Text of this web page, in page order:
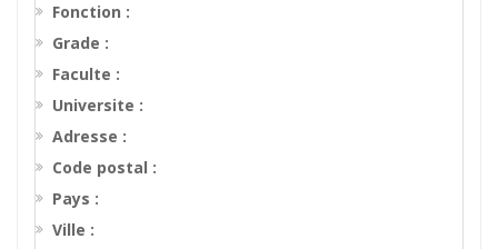
Fonction :
Grade :
Faculte :
Universite :
Adresse :
Code postal :
Pays :
Ville :